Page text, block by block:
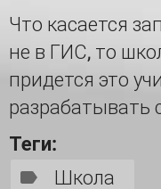
Что касается
не в ГИС, то
придется это
разрабатывать
Теги:
Школа